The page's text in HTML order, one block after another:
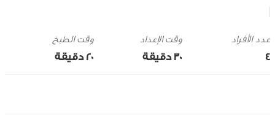
4
وقت الإعداد
30 ‎دقيقة
وقت الطبخ
20 ‎دقيقة